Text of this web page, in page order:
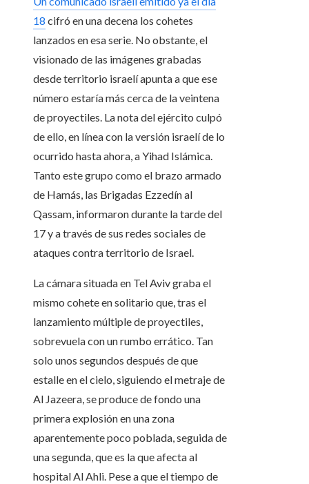
18 cifró en una decena los cohetes
lanzados en esa serie. No obstante, el
visionado de las imágenes grabadas
desde territorio israelí apunta a que ese
número estaría más cerca de la veintena
de proyectiles. La nota del ejército culpó
de ello, en línea con la versión israelí de lo
ocurrido hasta ahora, a Yihad Islámica.
Tanto este grupo como el brazo armado
de Hamás, las Brigadas Ezzedín al
Qassam, informaron durante la tarde del
17 y a través de sus redes sociales de
ataques contra territorio de Israel.
La cámara situada en Tel Aviv graba el
mismo cohete en solitario que, tras el
lanzamiento múltiple de proyectiles,
sobrevuela con un rumbo errático. Tan
solo unos segundos después de que
estalle en el cielo, siguiendo el metraje de
Al Jazeera, se produce de fondo una
primera explosión en una zona
aparentemente poco poblada, seguida de
una segunda, que es la que afecta al
hospital Al Ahli. Pese a que el tiempo de